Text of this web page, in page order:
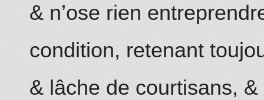
& n’ose rien
condition, retenant
& lâche de courtisans,